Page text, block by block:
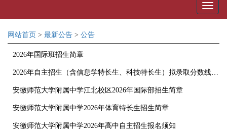
网站首页 > 最新公告 > 公告
2026年国际班招生简章
2026年自主招生（含信息学特长生、科技特长生）拟录取分数线公告
安徽师范大学附属中学江北校区2026年国际部招生简章
安徽师范大学附属中学2026年体育特长生招生简章
安徽师范大学附属中学2026年高中自主招生报名须知